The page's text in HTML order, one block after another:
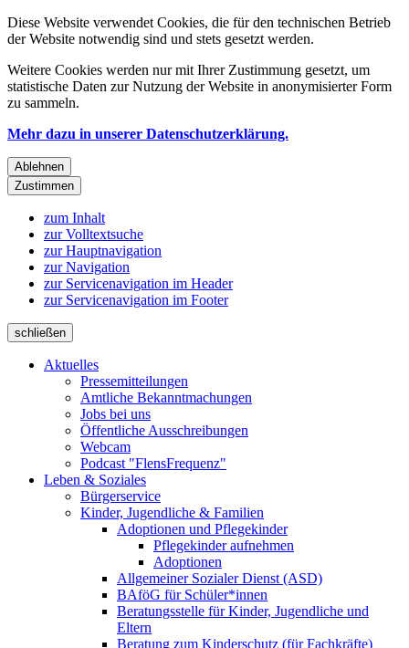
Diese Website verwendet Cookies, die für den technischen Betrieb
der Website notwendig sind und stets gesetzt werden.
Weitere Cookies werden nur mit Ihrer Zustimmung gesetzt, um
statistische Daten zur Nutzung der Website in anonymisierter Form
zu sammeln.
Mehr dazu in unserer Datenschutzerklärung.
Ablehnen
Zustimmen
zum Inhalt
zur Volltextsuche
zur Hauptnavigation
zur Navigation
zur Servicenavigation im Header
zur Servicenavigation im Footer
schließen
Aktuelles
Pressemitteilungen
Amtliche Bekanntmachungen
Jobs bei uns
Öffentliche Ausschreibungen
Webcam
Podcast "FlensFrequenz"
Leben & Soziales
Bürgerservice
Kinder, Jugendliche & Familien
Adoptionen und Pflegekinder
Pflegekinder aufnehmen
Adoptionen
Allgemeiner Sozialer Dienst (ASD)
BAföG für Schüler*innen
Beratungsstelle für Kinder, Jugendliche und
Eltern
Beratung zum Kinderschutz (für Fachkräfte)